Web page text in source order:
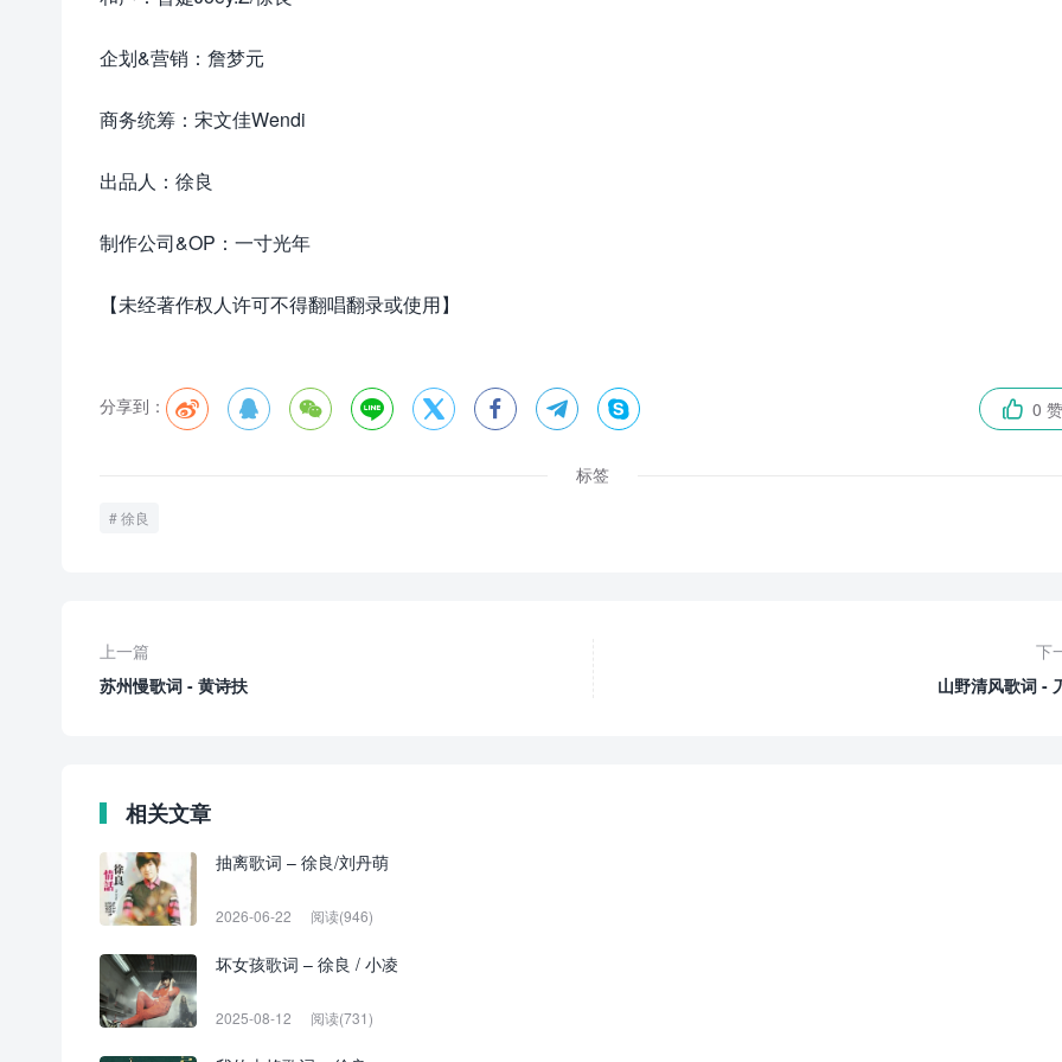
企划&营销：詹梦元
商务统筹：宋文佳Wendi
出品人：徐良
制作公司&OP：一寸光年
【未经著作权人许可不得翻唱翻录或使用】
分享到：          0 赞
标签
徐良
上一篇
苏州慢歌词 - 黄诗扶
下
山野清风歌词 -
相关文章
抽离歌词 – 徐良/刘丹萌
2026-06-22 阅读(946)
坏女孩歌词 – 徐良 / 小凌
2025-08-12 阅读(731)